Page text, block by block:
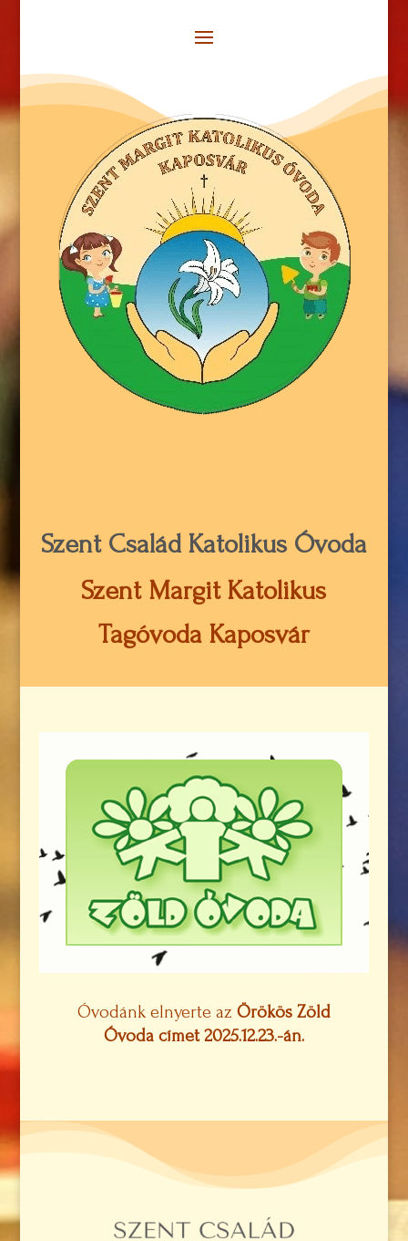
Szent Család Katolikus Óvoda
Szent Margit Katolikus
Tagóvoda Kaposvár
Óvodánk elnyerte az Örökös Zöld
Óvoda címet 2025.12.23.-án.